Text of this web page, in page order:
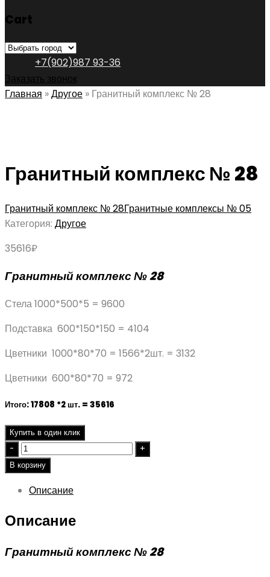
Cart
+7(902)987 93-36
Заказать звонок
Главная »Другое » Гранитный комплекс № 28
Гранитный комплекс № 28
Гранитный комплекс № 28Гранитные комплексы № 05
Категория: Другое
35616₽
Гранитный комплекс № 28
Стела 1000*500*5 = 9600
Подставка 600*150*150 = 4104
Цветники 1000*80*70 = 1566*2шт. = 3132
Цветники 600*80*70 = 972
Итого: 17808 *2 шт. = 35616
Купить в один клик
Quantity
В корзину
Описание
Описание
Гранитный комплекс № 28